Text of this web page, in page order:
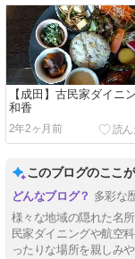
【成田】古民家ダイニ
和香
2年2ヶ月前
このブログのここ
多彩な
様々な地域の隠れた名
民家ダイニングや航空
ったりな場所を親しみや